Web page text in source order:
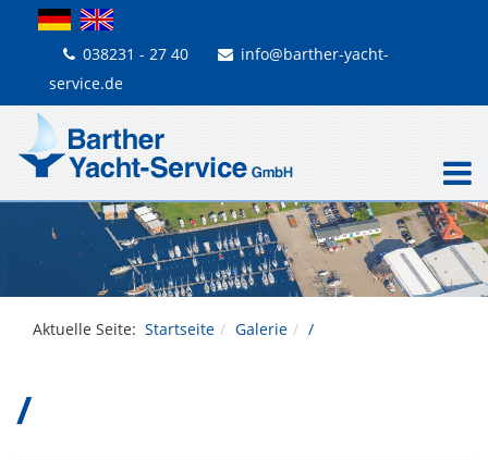
038231 - 27 40
info@barther-yacht-
service.de
Aktuelle Seite: Startseite Galerie /
/